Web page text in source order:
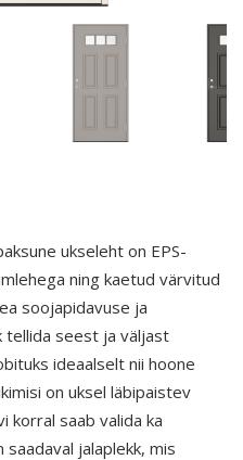
ukseleht on EPS-
ning kaetud värvitud
soojapidavuse ja
tellida seest ja väljast
ideaalselt nii hoone
on uksel läbipaistev
korral saab valida ka
jalaplekk, mis